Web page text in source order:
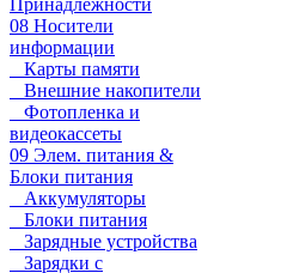
Принадлежности
08 Носители
информации
Карты памяти
Внешние накопители
Фотопленка и
видеокассеты
09 Элем. питания &
Блоки питания
Аккумуляторы
Блоки питания
Зарядные устройства
Зарядки с